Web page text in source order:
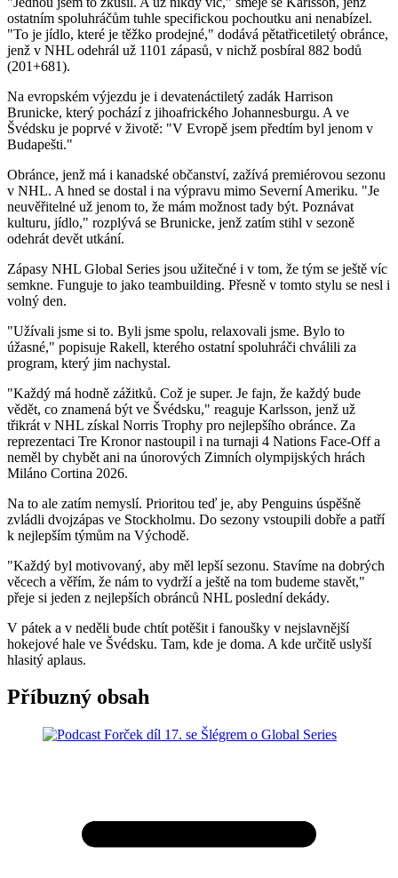
ostatním spoluhráčům tuhle specifickou pochoutku ani nenabízel.
"To je jídlo, které je těžko prodejné," dodává pětatřicetiletý obránce,
jenž v NHL odehrál už 1101 zápasů, v nichž posbíral 882 bodů
(201+681).
Na evropském výjezdu je i devatenáctiletý zadák Harrison
Brunicke, který pochází z jihoafrického Johannesburgu. A ve
Švédsku je poprvé v životě: "V Evropě jsem předtím byl jenom v
Budapešti."
Obránce, jenž má i kanadské občanství, zažívá premiérovou sezonu
v NHL. A hned se dostal i na výpravu mimo Severní Ameriku. "Je
neuvěřitelné už jenom to, že mám možnost tady být. Poznávat
kulturu, jídlo," rozplývá se Brunicke, jenž zatím stihl v sezoně
odehrát devět utkání.
Zápasy NHL Global Series jsou užitečné i v tom, že tým se ještě víc
semkne. Funguje to jako teambuilding. Přesně v tomto stylu se nesl i
volný den.
"Užívali jsme si to. Byli jsme spolu, relaxovali jsme. Bylo to
úžasné," popisuje Rakell, kterého ostatní spoluhráči chválili za
program, který jim nachystal.
"Každý má hodně zážitků. Což je super. Je fajn, že každý bude
vědět, co znamená být ve Švédsku," reaguje Karlsson, jenž už
třikrát v NHL získal Norris Trophy pro nejlepšího obránce. Za
reprezentaci Tre Kronor nastoupil i na turnaji 4 Nations Face-Off a
neměl by chybět ani na únorových Zimních olympijských hrách
Miláno Cortina 2026.
Na to ale zatím nemyslí. Prioritou teď je, aby Penguins úspěšně
zvládli dvojzápas ve Stockholmu. Do sezony vstoupili dobře a patří
k nejlepším týmům na Východě.
"Každý byl motivovaný, aby měl lepší sezonu. Stavíme na dobrých
věcech a věřím, že nám to vydrží a ještě na tom budeme stavět,"
přeje si jeden z nejlepších obránců NHL poslední dekády.
V pátek a v neděli bude chtít potěšit i fanoušky v nejslavnější
hokejové hale ve Švédsku. Tam, kde je doma. A kde určitě uslyší
hlasitý aplaus.
Příbuzný obsah